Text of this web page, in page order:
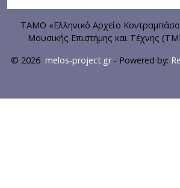
ΤΑΜΟ «Ελληνικό Αρχείο
Μουσικής Επιστήμης και Τέχνης
© 2026 melos-project.gr- Powered by: